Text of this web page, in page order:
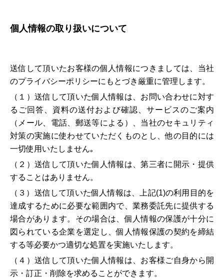
個人情報の取り扱いについて
送信して頂いたお客様の個人情報につきましては、当社
のプライバシーポリシーにもとづき厳重に管理します。
（１）送信して頂いた個人情報は、お問い合わせに対す
るご回答、資料の送付および確認、サービスのご案内
（メール、電話、郵送等による）、当社のセキュリティ
対策の実施に使わせていただくものとし、他の目的には
一切使用いたしません｡
（２）送信して頂いた個人情報は、第三者に開示・提供
することはありません。
（３）送信して頂いた個人情報は、上記(1)の利用目的を
達成するために必要な範囲内で、業務委託先に提供する
場合があります。その場合は、個人情報の保護が十分に
図られている企業を選定し、個人情報保護の契約を締結
する等必要かつ適切な処置を実施いたします。
（４）送信して頂いた個人情報は、お客様ご自身から開
示・訂正・削除を求めることができます。